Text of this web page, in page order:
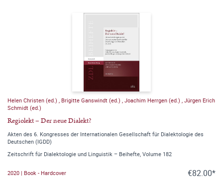
Helen Christen (ed.) Brigitte Ganswindt (ed.) Joachim Herrgen (ed.) Jürgen Erich
Schmidt (ed.)
Regiolekt – Der neue Dialekt?
Akten des 6. Kongresses der Internationalen Gesellschaft für Dialektologie des
Deutschen (IGDD)
Zeitschrift für Dialektologie und Linguistik – Beihefte, Volume 182
2020 | Book - Hardcover €82.00*